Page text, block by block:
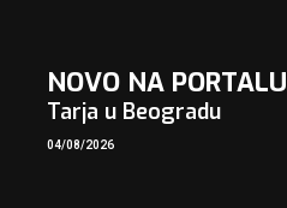
NOVO NA PORTALU
Tarja u Beogradu
04/08/2026